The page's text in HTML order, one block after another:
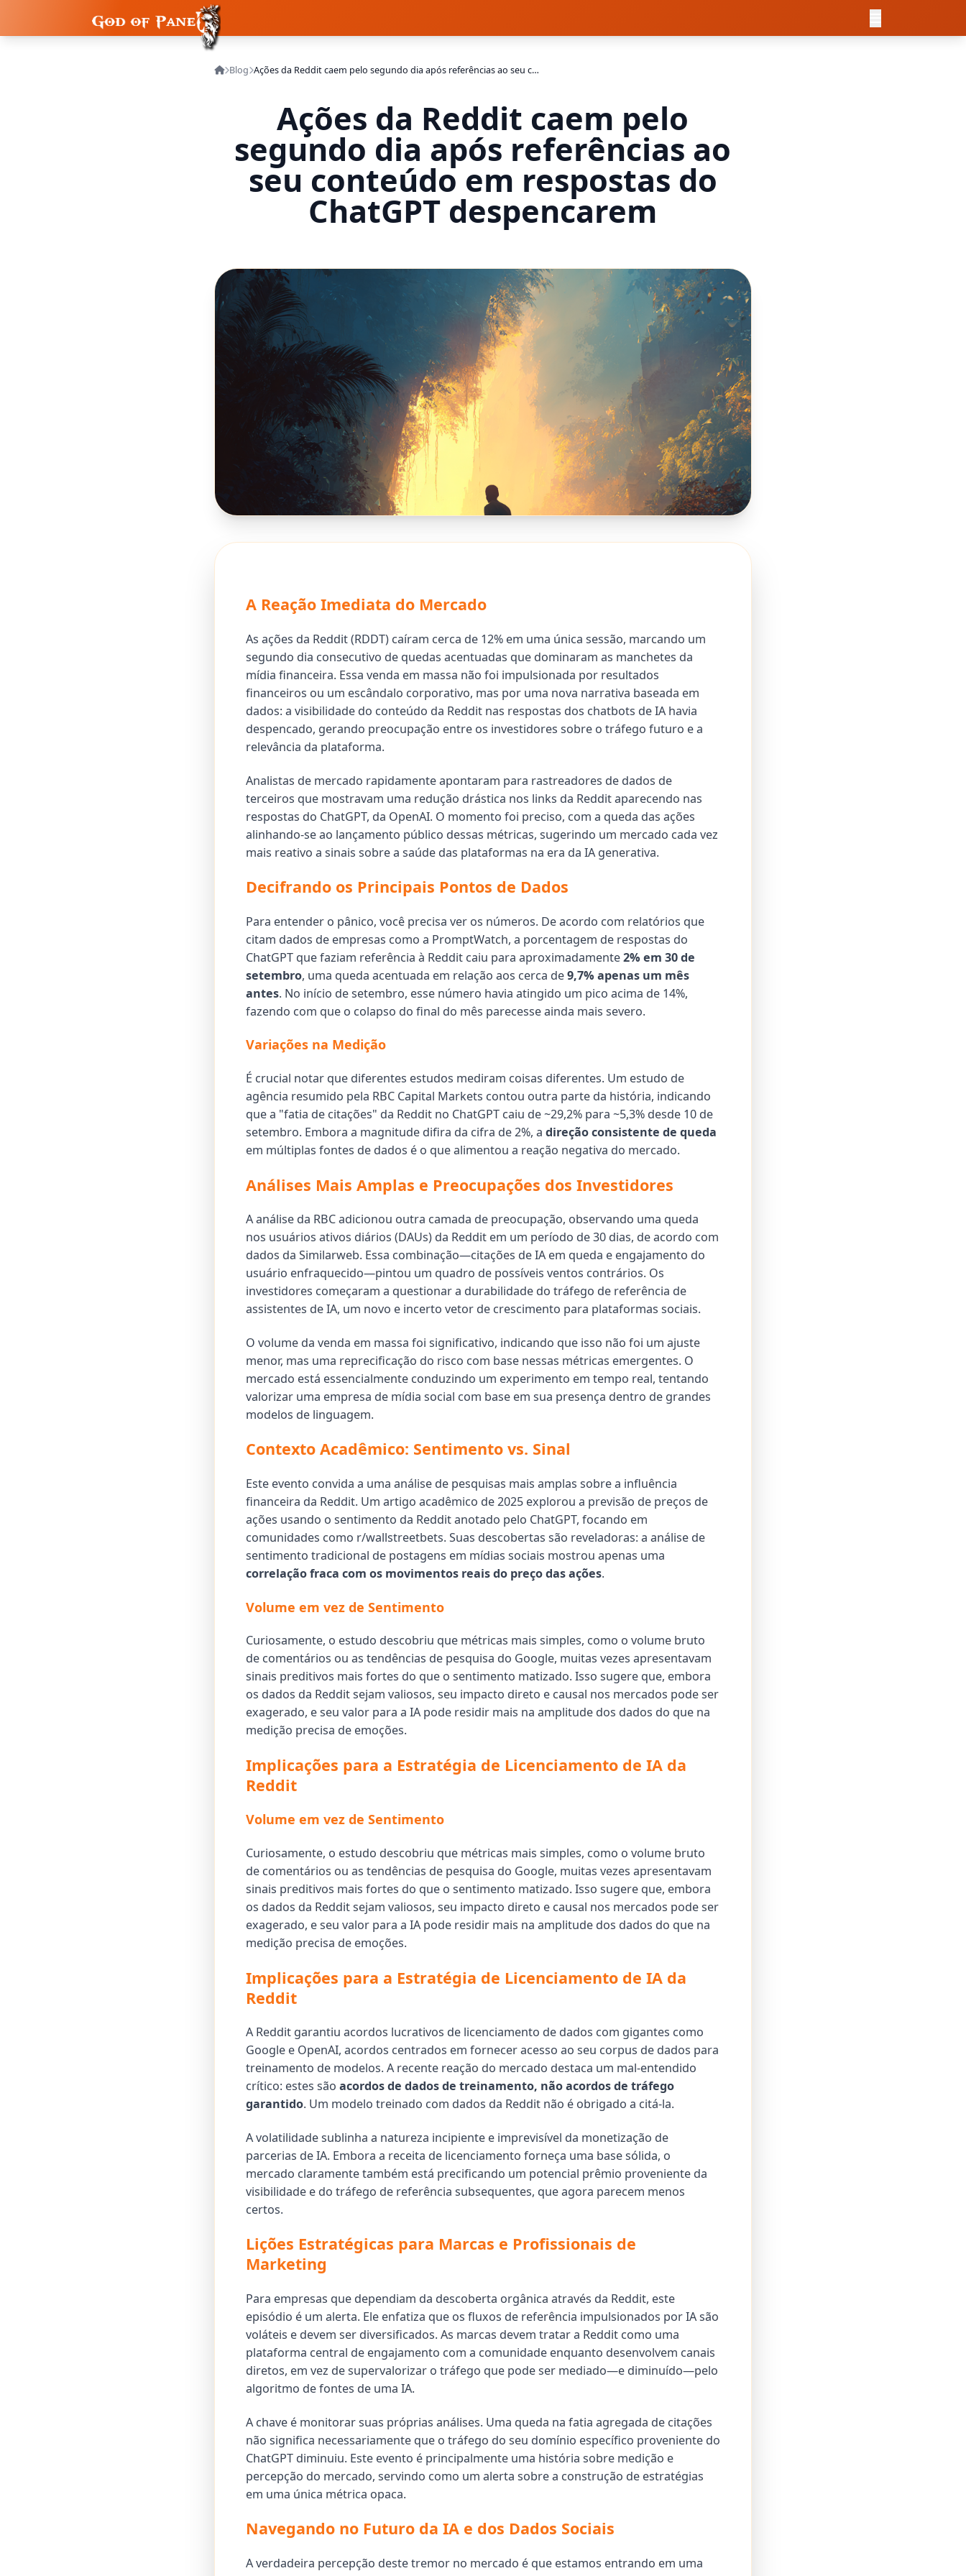
Blog Ações da Reddit caem pelo segundo dia após referências ao seu conteúdo em respostas do ChatGPT despencarem
Ações da Reddit caem pelo
segundo dia após referências ao
seu conteúdo em respostas do
ChatGPT despencarem
A Reação Imediata do Mercado
As ações da Reddit (RDDT) caíram cerca de 12% em uma única sessão, marcando um
segundo dia consecutivo de quedas acentuadas que dominaram as manchetes da
mídia financeira. Essa venda em massa não foi impulsionada por resultados
financeiros ou um escândalo corporativo, mas por uma nova narrativa baseada em
dados: a visibilidade do conteúdo da Reddit nas respostas dos chatbots de IA havia
despencado, gerando preocupação entre os investidores sobre o tráfego futuro e a
relevância da plataforma.
Analistas de mercado rapidamente apontaram para rastreadores de dados de
terceiros que mostravam uma redução drástica nos links da Reddit aparecendo nas
respostas do ChatGPT, da OpenAI. O momento foi preciso, com a queda das ações
alinhando-se ao lançamento público dessas métricas, sugerindo um mercado cada vez
mais reativo a sinais sobre a saúde das plataformas na era da IA generativa.
Decifrando os Principais Pontos de Dados
Para entender o pânico, você precisa ver os números. De acordo com relatórios que
citam dados de empresas como a PromptWatch, a porcentagem de respostas do
ChatGPT que faziam referência à Reddit caiu para aproximadamente2% em 30 de
setembro, uma queda acentuada em relação aos cerca de9,7% apenas um mês
antes. No início de setembro, esse número havia atingido um pico acima de 14%,
fazendo com que o colapso do final do mês parecesse ainda mais severo.
Variações na Medição
É crucial notar que diferentes estudos mediram coisas diferentes. Um estudo de
agência resumido pela RBC Capital Markets contou outra parte da história, indicando
que a "fatia de citações" da Reddit no ChatGPT caiu de ~29,2% para ~5,3% desde 10 de
setembro. Embora a magnitude difira da cifra de 2%, a direção consistente de queda
em múltiplas fontes de dados é o que alimentou a reação negativa do mercado.
Análises Mais Amplas e Preocupações dos Investidores
A análise da RBC adicionou outra camada de preocupação, observando uma queda
nos usuários ativos diários (DAUs) da Reddit em um período de 30 dias, de acordo com
dados da Similarweb. Essa combinação—citações de IA em queda e engajamento do
usuário enfraquecido—pintou um quadro de possíveis ventos contrários. Os
investidores começaram a questionar a durabilidade do tráfego de referência de
assistentes de IA, um novo e incerto vetor de crescimento para plataformas sociais.
O volume da venda em massa foi significativo, indicando que isso não foi um ajuste
menor, mas uma reprecificação do risco com base nessas métricas emergentes. O
mercado está essencialmente conduzindo um experimento em tempo real, tentando
valorizar uma empresa de mídia social com base em sua presença dentro de grandes
modelos de linguagem.
Contexto Acadêmico: Sentimento vs. Sinal
Este evento convida a uma análise de pesquisas mais amplas sobre a influência
financeira da Reddit. Um artigo acadêmico de 2025 explorou a previsão de preços de
ações usando o sentimento da Reddit anotado pelo ChatGPT, focando em
comunidades como r/wallstreetbets. Suas descobertas são reveladoras: a análise de
sentimento tradicional de postagens em mídias sociais mostrou apenas uma
correlação fraca com os movimentos reais do preço das ações.
Volume em vez de Sentimento
Curiosamente, o estudo descobriu que métricas mais simples, como o volume bruto
de comentários ou as tendências de pesquisa do Google, muitas vezes apresentavam
sinais preditivos mais fortes do que o sentimento matizado. Isso sugere que, embora
os dados da Reddit sejam valiosos, seu impacto direto e causal nos mercados pode ser
exagerado, e seu valor para a IA pode residir mais na amplitude dos dados do que na
medição precisa de emoções.
Implicações para a Estratégia de Licenciamento de IA da
Reddit
Volume em vez de Sentimento
Curiosamente, o estudo descobriu que métricas mais simples, como o volume bruto
de comentários ou as tendências de pesquisa do Google, muitas vezes apresentavam
sinais preditivos mais fortes do que o sentimento matizado. Isso sugere que, embora
os dados da Reddit sejam valiosos, seu impacto direto e causal nos mercados pode ser
exagerado, e seu valor para a IA pode residir mais na amplitude dos dados do que na
medição precisa de emoções.
Implicações para a Estratégia de Licenciamento de IA da
Reddit
A Reddit garantiu acordos lucrativos de licenciamento de dados com gigantes como
Google e OpenAI, acordos centrados em fornecer acesso ao seu corpus de dados para
treinamento de modelos. A recente reação do mercado destaca um mal-entendido
crítico: estes são acordos de dados de treinamento, não acordos de tráfego
garantido. Um modelo treinado com dados da Reddit não é obrigado a citá-la.
A volatilidade sublinha a natureza incipiente e imprevisível da monetização de
parcerias de IA. Embora a receita de licenciamento forneça uma base sólida, o
mercado claramente também está precificando um potencial prêmio proveniente da
visibilidade e do tráfego de referência subsequentes, que agora parecem menos
certos.
Lições Estratégicas para Marcas e Profissionais de
Marketing
Para empresas que dependiam da descoberta orgânica através da Reddit, este
episódio é um alerta. Ele enfatiza que os fluxos de referência impulsionados por IA são
voláteis e devem ser diversificados. As marcas devem tratar a Reddit como uma
plataforma central de engajamento com a comunidade enquanto desenvolvem canais
diretos, em vez de supervalorizar o tráfego que pode ser mediado—e diminuído—pelo
algoritmo de fontes de uma IA.
A chave é monitorar suas próprias análises. Uma queda na fatia agregada de citações
não significa necessariamente que o tráfego do seu domínio específico proveniente do
ChatGPT diminuiu. Este evento é principalmente uma história sobre medição e
percepção do mercado, servindo como um alerta sobre a construção de estratégias
em uma única métrica opaca.
Navegando no Futuro da IA e dos Dados Sociais
A verdadeira percepção deste tremor no mercado é que estamos entrando em uma